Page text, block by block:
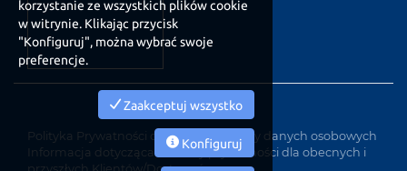
Polityka Prywatności dotycząca ochrony danych osobowych
Informacja dotycząca ochrony prywatności dla obecnych i
korzystanie ze wszystkich plików cookie
w witrynie. Klikając przycisk
"Konfiguruj", można wybrać swoje
preferencje.
Zaakceptuj wszystko
Konfiguruj